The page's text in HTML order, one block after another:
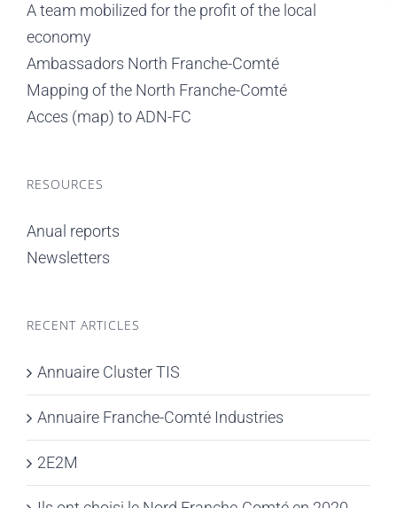
A team mobilized for the profit of the local
economy
Ambassadors North Franche-Comté
Mapping of the North Franche-Comté
Acces (map) to ADN-FC
RESOURCES
Anual reports
Newsletters
RECENT ARTICLES
Annuaire Cluster TIS
Annuaire Franche-Comté Industries
2E2M